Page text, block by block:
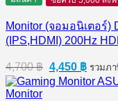
Monitor (จอมอนิเตอร์)
(IPS,HDMI) 200Hz
4,700฿ Original
price
was:
4,450 ฿
price
is:
รวมภ